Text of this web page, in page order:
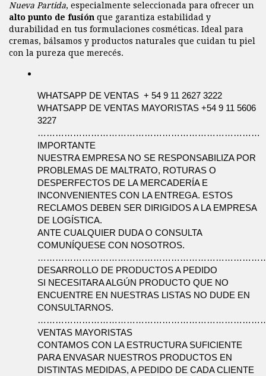
Nueva Partida, especialmente seleccionada para ofrecer un
alto punto de fusión que garantiza estabilidad y
durabilidad en tus formulaciones cosméticas. Ideal para
cremas, bálsamos y productos naturales que cuidan tu piel
con la pureza que merecés.
WHATSAPP DE VENTAS  + 54 9 11 2627 3222
WHATSAPP DE VENTAS MAYORISTAS +54 9 11 5606
3227
…………………………………………………………………
IMPORTANTE
NUESTRA EMPRESA NO SE RESPONSABILIZA POR
PROBLEMAS DE MALTRATO, ROTURAS O
DESPERFECTOS DE LA MERCADERÍA E
INCONVENIENTES CON LA ENTREGA. ESTOS
RECLAMOS DEBEN SER DIRIGIDOS A LA EMPRESA
DE LOGÍSTICA.
ANTE CUALQUIER DUDA O CONSULTA
COMUNÍQUESE CON NOSOTROS.
DESARROLLO DE PRODUCTOS A PEDIDO
SI NECESITARA ALGÚN PRODUCTO QUE NO
ENCUENTRE EN NUESTRAS LISTAS NO DUDE EN
CONSULTARNOS.
VENTAS MAYORISTAS
CONTAMOS CON LA ESTRUCTURA SUFICIENTE
PARA ENVASAR NUESTROS PRODUCTOS EN
DISTINTAS MEDIDAS, A PEDIDO DE CADA CLIENTE